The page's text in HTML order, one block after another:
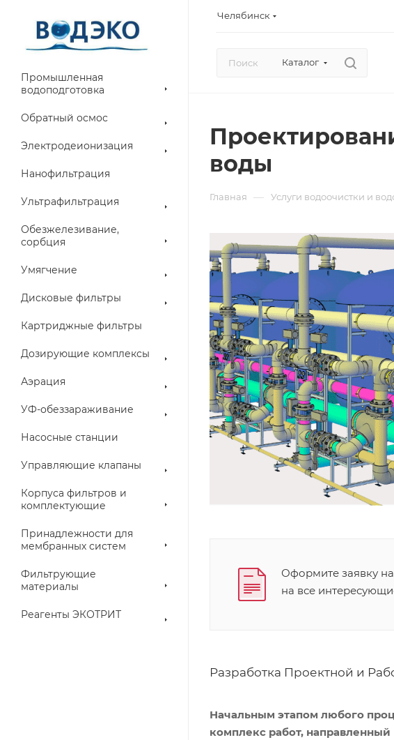
Челябинск
Каталог
Промышленная
водоподготовка
Обратный осмос
Электродеионизация
Нанофильтрация
Ультрафильтрация
Обезжелезивание,
сорбция
Умягчение
Дисковые фильтры
Картриджные фильтры
Дозирующие комплексы
Аэрация
УФ-обеззараживание
Насосные станции
Управляющие клапаны
Корпуса фильтров и
комплектующие
Принадлежности для
мембранных систем
Фильтрующие
материалы
Реагенты ЭКОТРИТ
воды
Главная — Услуги водоочистки и
Оформите заявку
на все
Разработка Проектной и
Начальным этапом любого
комплекс работ,